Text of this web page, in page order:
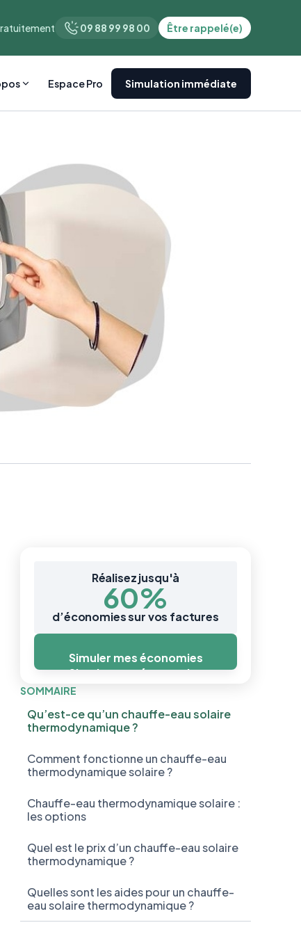
09 88 99 98 00 Être rappelé(e)
Espace Pro Simulation immédiate
Réalisez jusqu'à
60%
d’économies sur vos factures
Simuler mes économies
Simuler mes économies
SOMMAIRE
Qu’est-ce qu’un chauffe-eau solaire
thermodynamique ?
‍Comment fonctionne un chauffe-eau
thermodynamique solaire ?
Chauffe-eau thermodynamique solaire :
les options
Quel est le prix d’un chauffe-eau solaire
thermodynamique ?
Quelles sont les aides pour un chauffe-
eau solaire thermodynamique ?